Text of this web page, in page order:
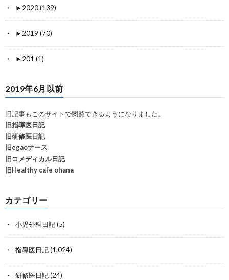
► 2020 (139)
► 2019 (70)
► 201 (1)
2019年6月以前
旧記事もこのサイトで閲覧できるようになりました。
旧指導医日記
旧研修医日記
旧egaoナース
旧コメディカル日記
旧Healthy cafe ohana
カテゴリー
小児外科日記(5)
指導医日記(1,024)
研修医日記(24)